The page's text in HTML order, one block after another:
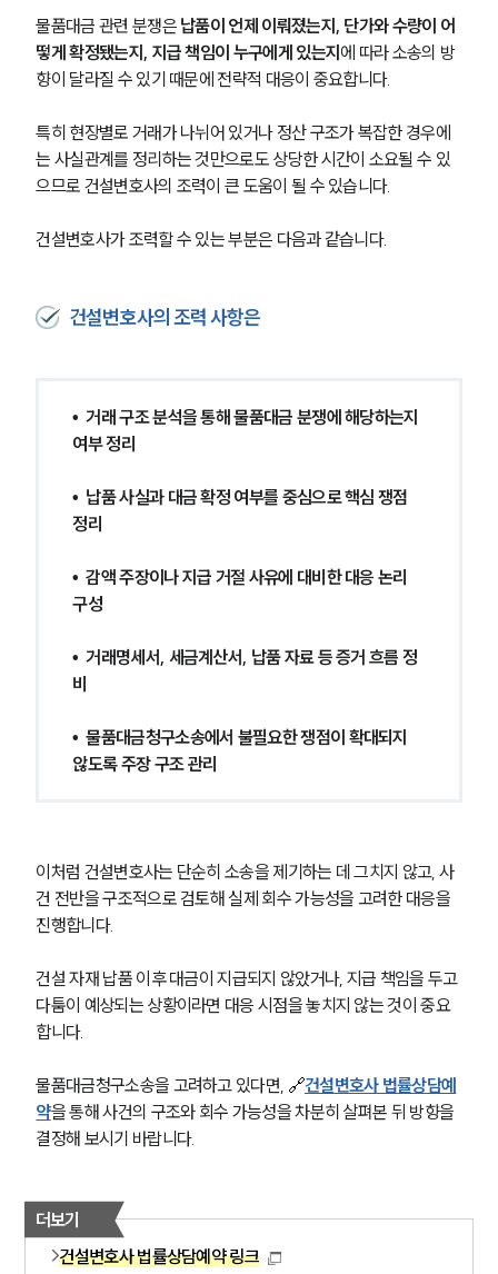
글로벌 파트너 로펌
고객의 소리
통합검색
AI대륜
업무사례
사례분석/최신동향
법률정보
건설부 업무
구성원 소개
법률 블로그
법률서식
뉴스레터/브로슈어
대륜법률상담예약
대륜법률상담예약
물품대금 관련 분쟁은 납품이 언제 이뤄졌는지, 단가와 수량이 어
떻게 확정됐는지, 지급 책임이 누구에게 있는지에 따라 소송의 방
향이 달라질 수 있기 때문에 전략적 대응이 중요합니다.
특히 현장별로 거래가 나뉘어 있거나 정산 구조가 복잡한 경우에
는 사실관계를 정리하는 것만으로도 상당한 시간이 소요될 수 있
으므로 건설변호사의 조력이 큰 도움이 될 수 있습니다.
건설변호사가 조력할 수 있는 부분은 다음과 같습니다.
건설변호사의 조력 사항은
•  거래 구조 분석을 통해 물품대금 분쟁에 해당하는지
여부 정리
•  납품 사실과 대금 확정 여부를 중심으로 핵심 쟁점
정리
•  감액 주장이나 지급 거절 사유에 대비한 대응 논리
구성
•  거래명세서, 세금계산서, 납품 자료 등 증거 흐름 정
비
•  물품대금청구소송에서 불필요한 쟁점이 확대되지
않도록 주장 구조 관리
이처럼 건설변호사는 단순히 소송을 제기하는 데 그치지 않고, 사
건 전반을 구조적으로 검토해 실제 회수 가능성을 고려한 대응을
진행합니다.
건설 자재 납품 이후 대금이 지급되지 않았거나, 지급 책임을 두고
다툼이 예상되는 상황이라면 대응 시점을 놓치지 않는 것이 중요
합니다.
물품대금청구소송을 고려하고 있다면, 🔗건설변호사 법률상담예
약을 통해 사건의 구조와 회수 가능성을 차분히 살펴본 뒤 방향을
결정해 보시기 바랍니다.
더보기
건설변호사 법률상담예약 링크